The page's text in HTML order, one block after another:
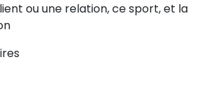
ou une relation, ce sport, et la